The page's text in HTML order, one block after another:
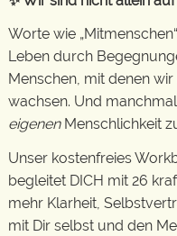
Worte wie
Leben durch
Menschen, mit denen
wachsen. Und
eigenenMenschlichkeit
Unser kostenfreies
begleitet DICH mit 26
mehr Klarheit,
mit Dir selbst und den